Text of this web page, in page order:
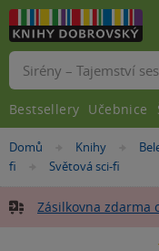
Nacházíte
se
Domů »Knihy »
fi
»
Světová sci-fi
Zásilkovna zdarma
Vyhledávání
Bestsellery Učebnice